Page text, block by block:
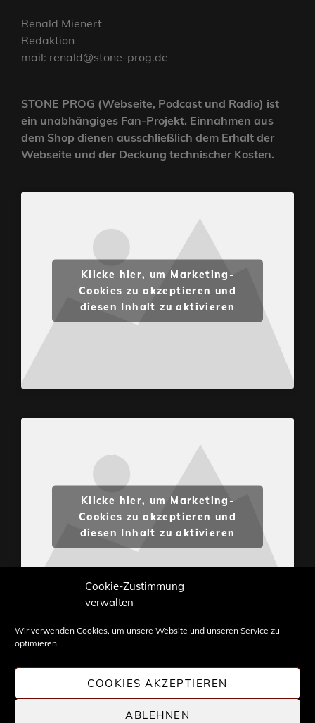
Cookie-Zustimmung
verwalten
Wir verwenden Cookies, um unsere Website und unseren Service zu
optimieren.
COOKIES AKZEPTIEREN
ABLEHNEN
Renald Mienert
Redaktion
mail: renald@stone-prog.de
STONE PROG (Webseite, Podcast und Radio) ist
ein unabhängiges Fan-Projekt. Einnahmen aus
dem Shop dienen ausschließlich dem Erhalt der
Webseite und der Deckung technischer Kosten.
Klicke hier, um Marketing-
Cookies zu akzeptieren und
diesen Inhalt zu aktivieren
Klicke hier, um Marketing-
Cookies zu akzeptieren und
diesen Inhalt zu aktivieren
Weiterverwendung nur mit Zustimmung von
STONE PROG.